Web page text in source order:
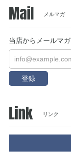
Mail メルマガ
当店からメールマ
登録
Link リンク